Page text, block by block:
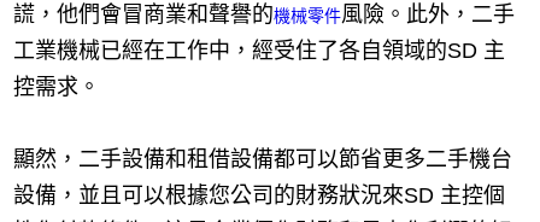
謊，他們會冒商業和聲譽的機械零件風險。此外，二手
工業機械已經在工作中，經受住了各自領域的SD 主
控需求。
顯然，二手設備和租借設備都可以節省更多二手機台
設備，並且可以根據您公司的財務狀況來SD 主控個